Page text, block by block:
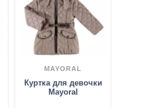
MAYORAL
Куртка для девочки
Mayoral